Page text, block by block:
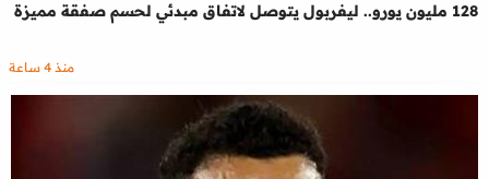
128 مليون يورو.. ليفربول يتوصل لاتفاق مبدئي لحسم صفقة مميزة
منذ 4 ساعة